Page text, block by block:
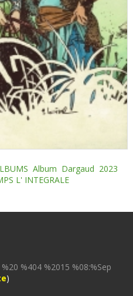
Album Dargaud 2023
L' INTEGRALE
%404 %2015 %08:%Sep
)